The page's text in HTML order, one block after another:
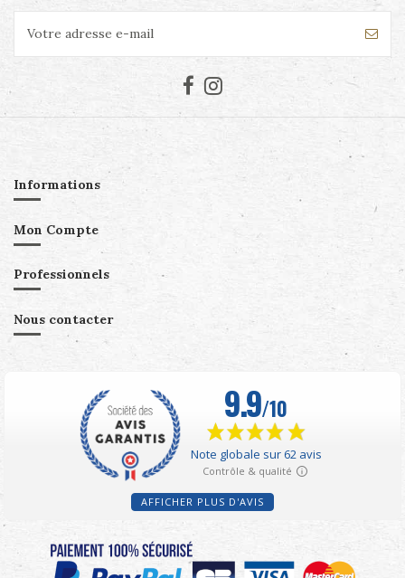
Informations
Mon Compte
Professionnels
Nous contacter
AFFICHER PLUS D'AVIS